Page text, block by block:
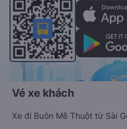
Vé xe khách
Xe đi Buôn Mê Thuột từ Sài